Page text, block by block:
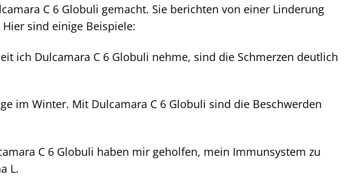
C 6 Globuli gemacht. Sie berichten von einer Linderung
sind einige Beispiele:
ich Dulcamara C 6 Globuli nehme, sind die Schmerzen deutlich
im Winter. Mit Dulcamara C 6 Globuli sind die Beschwerden
C 6 Globuli haben mir geholfen, mein Immunsystem zu
L.